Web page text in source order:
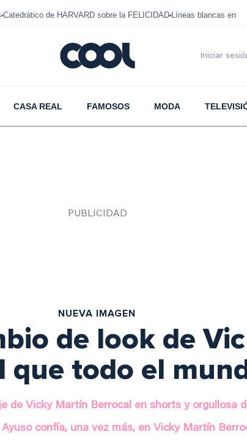
Catedrático de HARVARD sobre la FELICIDAD Líneas blancas en
Iniciar
CASA REAL FAMOSOS MODA
NUEVA IMAGEN
de look de
que todo el
de Vicky Martín Berrocal en shorts y orgullosa
confía, una vez más, en Vicky Martín